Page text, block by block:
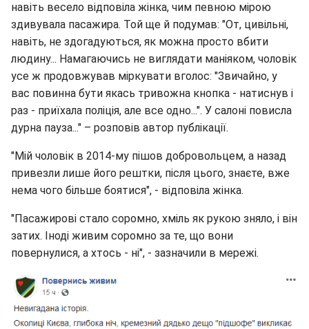
навіть весело відповіла жінка, чим певною мірою
здивувала пасажира. Той ще й подумав: "От, цивільні,
навіть, не здогадуються, як можна просто вбити
людину... Намагаючись не виглядати маніяком, чоловік
усе ж продовжував міркувати вголос: "Звичайно, у
вас повинна бути якась тривожна кнопка - натиснув і
раз - приїхала поліція, але все одно...". У салоні повисла
дурна пауза..." – розповів автор публікації.
"Мій чоловік в 2014-му пішов добровольцем, а назад
привезли лише його рештки, після цього, знаєте, вже
нема чого більше боятися", - відповіла жінка.
"Пасажирові стало соромно, хміль як рукою зняло, і він
затих. Іноді живим соромно за те, що вони
повернулися, а хтось - ні", - зазначили в мережі.